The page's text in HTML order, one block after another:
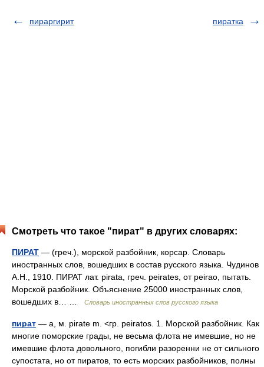
пираргирит пиратка
Смотреть что такое "пират" в других словарях:
ПИРАТ — (греч.), морской разбойник, корсар. Словарь
иностранных слов, вошедших в состав русского языка. Чудинов
А.Н., 1910. ПИРАТ лат. pirata, греч. peirates, от peirao, пытать.
Морской разбойник. Объяснение 25000 иностранных слов,
вошедших в… …
Словарь иностранных слов русского языка
пират — а, м. pirate m. <гр. peiratos. 1. Морской разбойник. Как
многие поморские грады, не весьма флота не имевшие, но не
имевшие флота довольного, погибли разоренни не от сильного
супостата, но от пиратов, то есть морских разбойников, полны